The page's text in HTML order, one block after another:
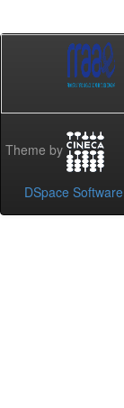
Theme by
DSpace Software